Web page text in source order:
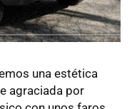
una estética
agraciada por